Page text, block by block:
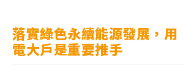
落實綠色永續能源發展，用
電大戶是重要推手